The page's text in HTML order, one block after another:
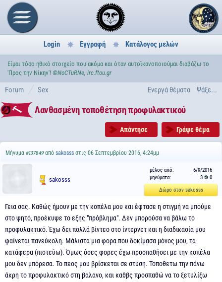
Login Εγγραφή Κατάλογος μελών
Είμαι τόσο ηθικό στοιχείο που ακόμα και όταν αυτοϊκανοποιούμαι διαβάζω το
'Προς την Νίκην'! ©NoCTuRNe, irc.ftou.gr
Ενεργά θέματα Ψάξε...
Forum Sex
Λανθασμένη τοποθέτηση προφυλακτικού
Απάντησε Γράψε θέμα
Μήνυμα #137849από sakosss στις 06 Σεπτεμβρίου 2016, 4:24μμ
sakosss
μέλος από:
6/9/2016
μηνύματα:
3
0
Δώρο στον sakosss
Γεια σας. Καθώς ήμουν με την κοπέλα μου και έφτασε η στιγμή να μπούμε
στο ψητό, προέκυψε το εξης "πρόβλημα". Δεν μπορούσα να βάλω το
προφυλακτικό. Έχω δει πολλά βίντεο στο ίντερνετ και η διαδικασία μου
φαίνεται πανεύκολη. Μάλιστα μια φορα που δοκίμασα μόνος μου, τα
κατάφερα (πιστεύω). Όμως όσες φορες έχω προσπαθήσει με την κοπέλα
μου δεν μπόρεσα. Το πεος μου βρίσκεται σε στύση. Τοποθετω την πάνω
άκρη το προφυλακτικό στη βαλανο, και καθβς προσπαθώ να το ξετυλίξω